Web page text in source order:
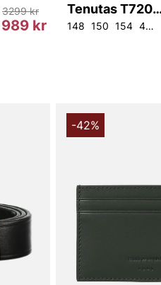
48 50 52
989 kr
3299 kr Tenutas
148 150 154 44
-42%